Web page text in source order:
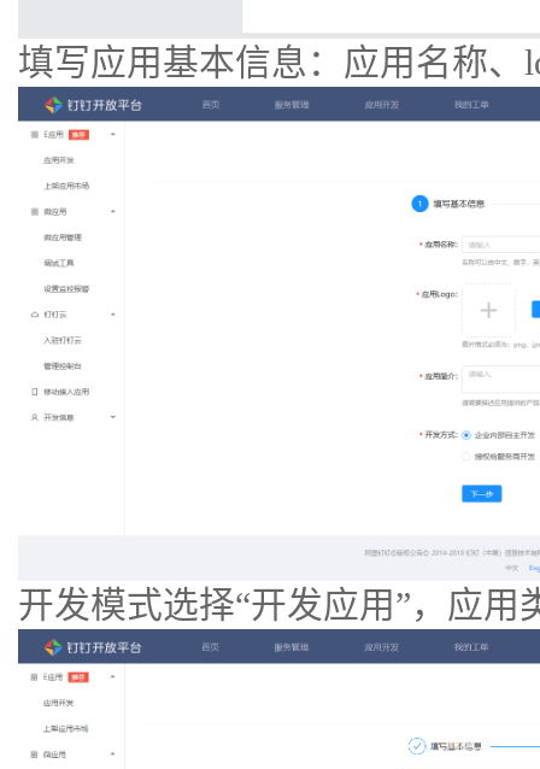
填写应用基本信息：应用名称、
开发模式选择“开发应用”，应用